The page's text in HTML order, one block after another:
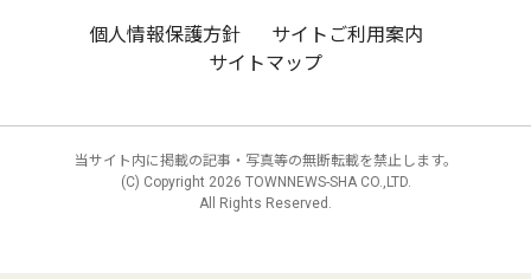
個人情報保護方針
サイトご利用案内
サイトマップ
当サイト内に掲載の記事・写真等の無断転載を禁止します。
(C) Copyright 2026 TOWNNEWS-SHA CO.,LTD.
All Rights Reserved.